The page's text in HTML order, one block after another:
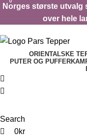
Norges største utvalg
over hele
ORIENTALSKE
PUTER OG PUFFER
Search
0
0kr
0